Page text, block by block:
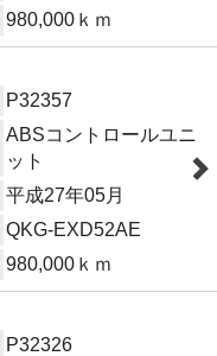
980,000ｋｍ
P32357
ABSコントロールユニ
ット
平成27年05月
QKG-EXD52AE
980,000ｋｍ
P32326